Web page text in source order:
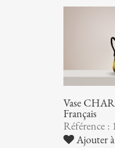
Vase
Français
Référence :
Ajouter